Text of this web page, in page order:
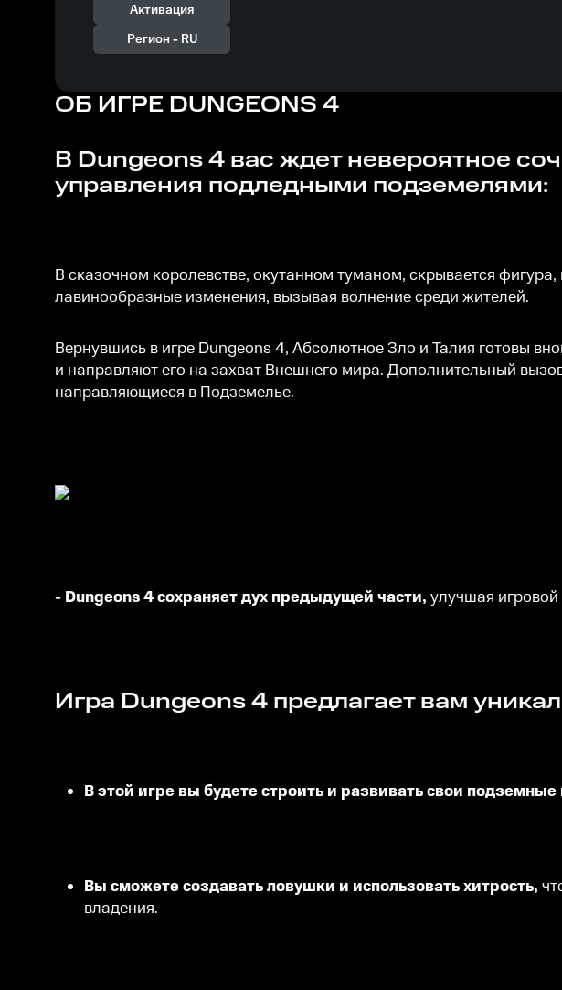
Активация
Регион - RU
ОБ ИГРЕ DUNGEONS 4
В Dungeons 4 вас ждет невероятное сочетание стратегии в реальном времени и
управления подледными подземелями:
В сказочном королевстве, окутанном туманом, скрывается
лавинообразные изменения, вызывая волнение среди жителей.
Вернувшись в игре Dungeons 4, Абсолютное Зло и Талия готовы
и направляют его на захват Внешнего мира. Дополнительный
направляющиеся в Подземелье.
- Dungeons 4 сохраняет дух предыдущей части, улучшая
Игра Dungeons 4 предлагает вам
В этой игре вы будете строить и развивать свои подземные
Вы сможете создавать ловушки и использовать хитрость,
владения.